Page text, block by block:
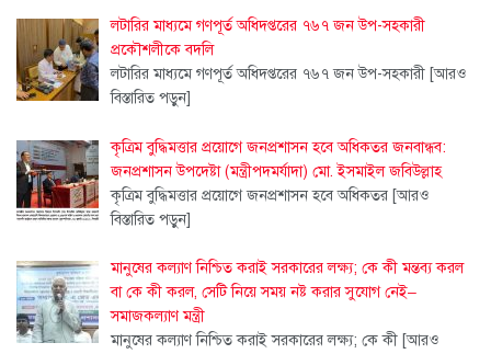
লটারির মাধ্যমে গণপূর্ত অধিদপ্তরের ৭৬৭ জন উপ-সহকারী
প্রকৌশলীকে বদলি
লটারির মাধ্যমে গণপূর্ত অধিদপ্তরের ৭৬৭ জন উপ-সহকারী [আরও
বিস্তারিত পড়ুন]
কৃত্রিম বুদ্ধিমত্তার প্রয়োগে জনপ্রশাসন হবে অধিকতর জনবান্ধব:
জনপ্রশাসন উপদেষ্টা (মন্ত্রীপদমর্যাদা) মো. ইসমাইল জবিউল্লাহ
কৃত্রিম বুদ্ধিমত্তার প্রয়োগে জনপ্রশাসন হবে অধিকতর [আরও
বিস্তারিত পড়ুন]
মানুষের কল্যাণ নিশ্চিত করাই সরকারের লক্ষ্য; কে কী মন্তব্য করল
বা কে কী করল, সেটি নিয়ে সময় নষ্ট করার সুযোগ নেই–
সমাজকল্যাণ মন্ত্রী
মানুষের কল্যাণ নিশ্চিত করাই সরকারের লক্ষ্য; কে কী [আরও